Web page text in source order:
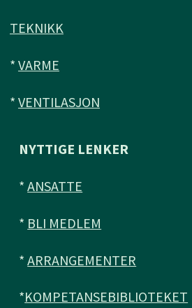
TEKNIKK
* VARME
* VENTILASJON
NYTTIGE LENKER
*ANSATTE
* BLI MEDLEM
*ARRANGEMENTER
*KOMPETANSEBIBLIOTEKET